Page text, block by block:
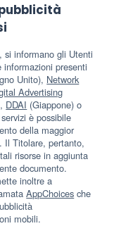
si informano gli Utenti
presenti
Unito), Network
Advertising
DDAI (Giappone) o
è possibile
della maggior
Il Titolare, pertanto,
risorse in aggiunta
documento.
inoltre a
AppChoices che
mobili.